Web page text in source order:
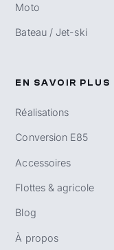
Moto
Bateau / Jet-ski
EN SAVOIR PLUS
Réalisations
Conversion E85
Accessoires
Flottes & agricole
Blog
À propos